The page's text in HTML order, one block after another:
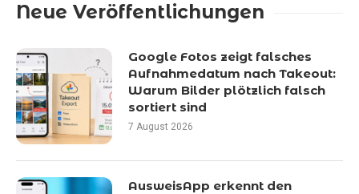
Neue Veröffentlichungen
Google Fotos zeigt falsches
Aufnahmedatum nach Takeout:
Warum Bilder plötzlich falsch
sortiert sind
7 August 2026
AusweisApp erkennt den